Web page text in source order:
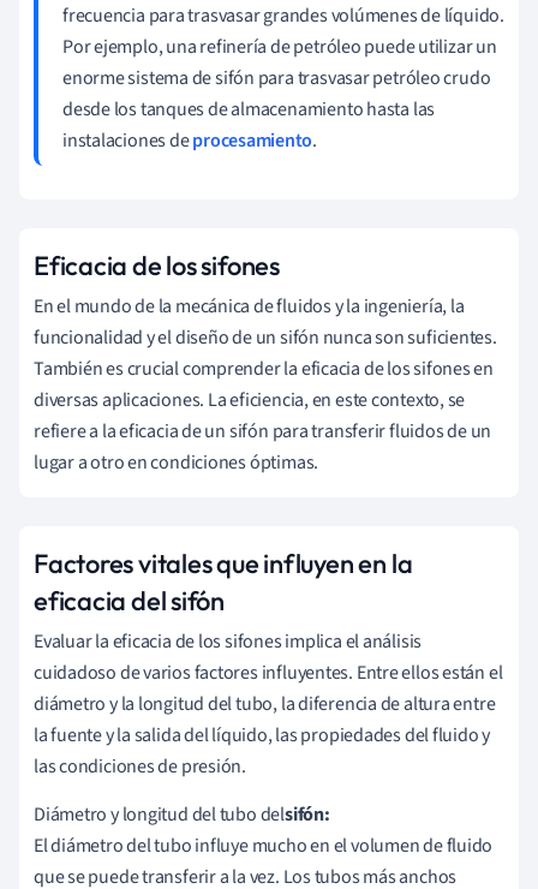
frecuencia para trasvasar grandes volúmenes de líquido.
Por ejemplo, una refinería de petróleo puede utilizar un
enorme sistema de sifón para trasvasar petróleo crudo
desde los tanques de almacenamiento hasta las
instalaciones deprocesamiento.
Eficacia de los sifones
En el mundo de la mecánica de fluidos y la ingeniería, la
funcionalidad y el diseño de un sifón nunca son suficientes.
También es crucial comprender la eficacia de los sifones en
diversas aplicaciones. La eficiencia, en este contexto, se
refiere a la eficacia de un sifón para transferir fluidos de un
lugar a otro en condiciones óptimas.
Factores vitales que influyen en la
eficacia del sifón
Evaluar la eficacia de los sifones implica el análisis
cuidadoso de varios factores influyentes. Entre ellos están el
diámetro y la longitud del tubo, la diferencia de altura entre
la fuente y la salida del líquido, las propiedades del fluido y
las condiciones de presión.
Diámetro y longitud del tubo delsifón:
El diámetro del tubo influye mucho en el volumen de fluido
que se puede transferir a la vez. Los tubos más anchos